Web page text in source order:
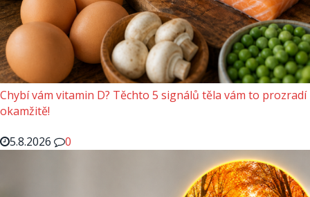
Chybí vám vitamin D? Těchto 5 signálů těla vám to prozradí
okamžitě!
5.8.2026
0